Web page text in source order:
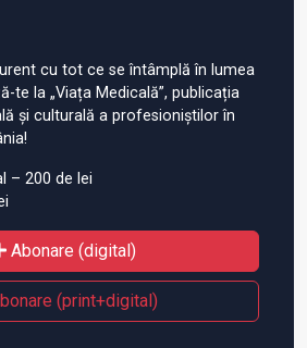
cu tot ce se întâmplă în lumea
te la „Viața Medicală”, publicația
și culturală a profesioniștilor în
– 200 de lei
Abonare (digital)
(print+digital)